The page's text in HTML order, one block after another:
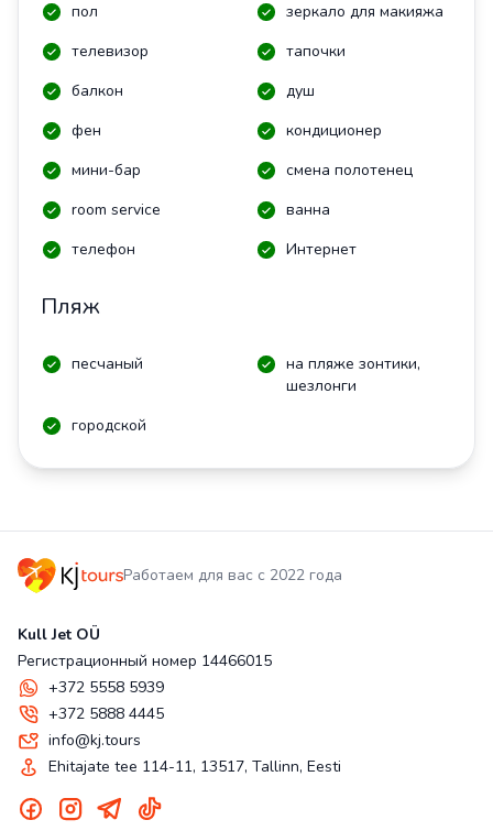
пол
зеркало для макияжа
телевизор
тапочки
балкон
душ
фен
кондиционер
мини-бар
смена полотенец
room service
ванна
телефон
Интернет
Пляж
песчаный
на пляже зонтики,
шезлонги
городской
Работаем для вас с 2022 года
Kull Jet OÜ
Регистрационный номер 14466015
+372 5558 5939
+372 5888 4445
info@kj.tours
Ehitajate tee 114-11, 13517, Tallinn, Eesti